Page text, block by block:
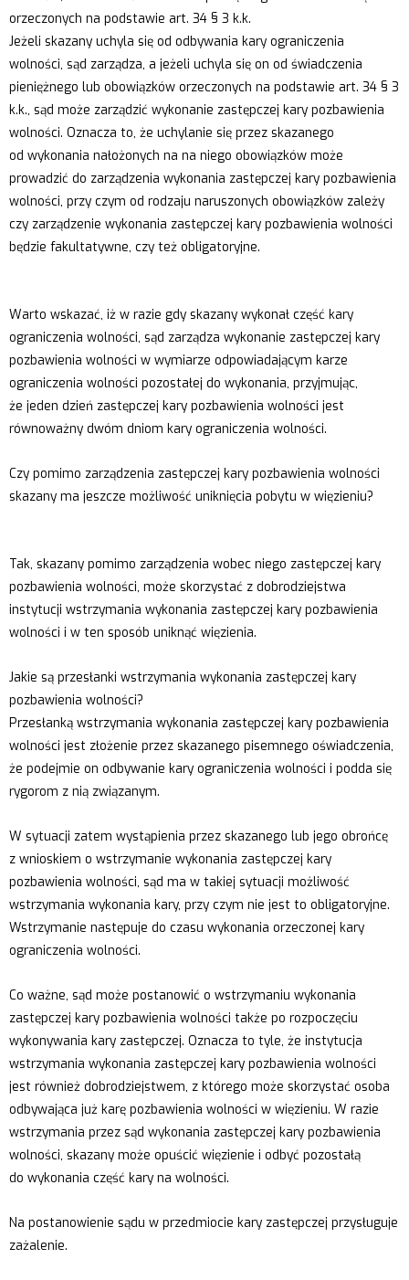
orzeczonych na podstawie art. 34 § 3 k.k.
Jeżeli skazany uchyla się od odbywania kary ograniczenia
wolności, sąd zarządza, a jeżeli uchyla się on od świadczenia
pieniężnego lub obowiązków orzeczonych na podstawie art. 34 § 3
k.k., sąd może zarządzić wykonanie zastępczej kary pozbawienia
wolności. Oznacza to, że uchylanie się przez skazanego
od wykonania nałożonych na na niego obowiązków może
prowadzić do zarządzenia wykonania zastępczej kary pozbawienia
wolności, przy czym od rodzaju naruszonych obowiązków zależy
czy zarządzenie wykonania zastępczej kary pozbawienia wolności
będzie fakultatywne, czy też obligatoryjne.
Warto wskazać, iż w razie gdy skazany wykonał część kary
ograniczenia wolności, sąd zarządza wykonanie zastępczej kary
pozbawienia wolności w wymiarze odpowiadającym karze
ograniczenia wolności pozostałej do wykonania, przyjmując,
że jeden dzień zastępczej kary pozbawienia wolności jest
równoważny dwóm dniom kary ograniczenia wolności.
Czy pomimo zarządzenia zastępczej kary pozbawienia wolności
skazany ma jeszcze możliwość uniknięcia pobytu w więzieniu?
Tak, skazany pomimo zarządzenia wobec niego zastępczej kary
pozbawienia wolności, może skorzystać z dobrodziejstwa
instytucji wstrzymania wykonania zastępczej kary pozbawienia
wolności i w ten sposób uniknąć więzienia.
Jakie są przesłanki wstrzymania wykonania zastępczej kary
pozbawienia wolności?
Przesłanką wstrzymania wykonania zastępczej kary pozbawienia
wolności jest złożenie przez skazanego pisemnego oświadczenia,
że podejmie on odbywanie kary ograniczenia wolności i podda się
rygorom z nią związanym.
W sytuacji zatem wystąpienia przez skazanego lub jego obrońcę
z wnioskiem o wstrzymanie wykonania zastępczej kary
pozbawienia wolności, sąd ma w takiej sytuacji możliwość
wstrzymania wykonania kary, przy czym nie jest to obligatoryjne.
Wstrzymanie następuje do czasu wykonania orzeczonej kary
ograniczenia wolności.
Co ważne, sąd może postanowić o wstrzymaniu wykonania
zastępczej kary pozbawienia wolności także po rozpoczęciu
wykonywania kary zastępczej. Oznacza to tyle, że instytucja
wstrzymania wykonania zastępczej kary pozbawienia wolności
jest również dobrodziejstwem, z którego może skorzystać osoba
odbywająca już karę pozbawienia wolności w więzieniu. W razie
wstrzymania przez sąd wykonania zastępczej kary pozbawienia
wolności, skazany może opuścić więzienie i odbyć pozostałą
do wykonania część kary na wolności.
Na postanowienie sądu w przedmiocie kary zastępczej przysługuje
zażalenie.